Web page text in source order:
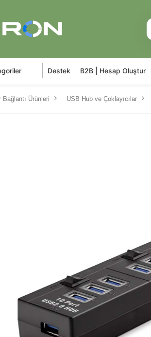
Destek B2B | Hesap Oluştur
Bağlantı Ürünleri USB Hub ve Çoklayıcılar